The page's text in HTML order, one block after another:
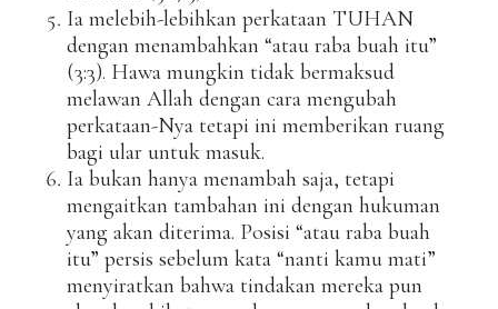
Ia melebih-lebihkan perkataan TUHAN
dengan menambahkan “atau raba buah itu”
(3:3). Hawa mungkin tidak bermaksud
melawan Allah dengan cara mengubah
perkataan-Nya tetapi ini memberikan ruang
bagi ular untuk masuk.
Ia bukan hanya menambah saja, tetapi
mengaitkan tambahan ini dengan hukuman
yang akan diterima. Posisi “atau raba buah
itu” persis sebelum kata “nanti kamu mati”
menyiratkan bahwa tindakan mereka pun